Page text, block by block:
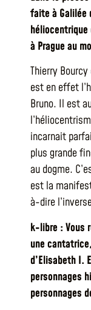
faite à Galilée
à Prague au
Thierry
est en effet
Bruno. Il est
incarnait
plus grande
au dogme.
est la
à-dire
k-libre : Vous
une
d’Elisabeth I.
personnages
personnages